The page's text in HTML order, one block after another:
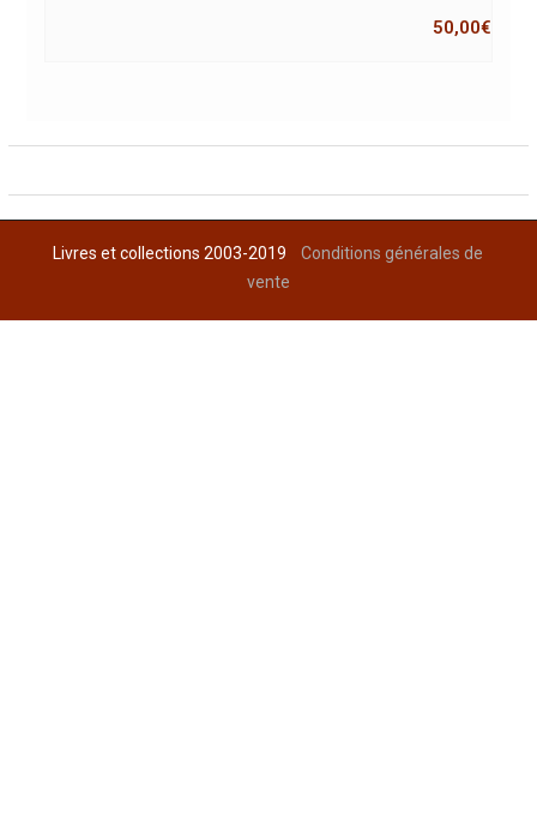
50,00€
Livres et collections 2003-2019Conditions générales de
vente